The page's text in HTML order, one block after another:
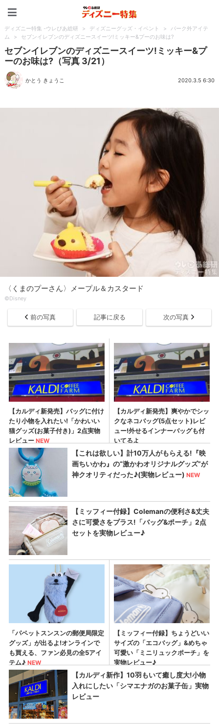
ディズニー特集 -ウレぴあ総研 > ディズニーグッズ・イベント >
パーク外アイテ
ム
> セブンイレブンのディズニースイーツ!ミッキー&プーのお味は?
セブンイレブンのディズニースイーツ!ミッキー&プ
ーのお味は?（写真 3/21）
かとう きょうこ 2020.3.5 6:30
〈くまのプーさん〉メープル＆カスタード
©Disney
前の写真 記事に戻る 次の写真